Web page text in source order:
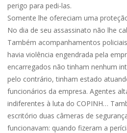
perigo para pedi-las.
Somente lhe ofereciam uma
No dia de seu assassinato não lhe
Também acompanhamentos
havia violência engendrada pela
encarregados não tinham nenhum
pelo contrário, tinham estado
funcionários da empresa. Agentes
indiferentes à luta do COPINH…
escritório duas câmeras de
funcionavam: quando fizeram a